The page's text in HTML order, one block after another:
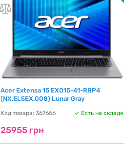
Acer Extensa 15 EXO15-41-R8P4
(NX.EL5EX.008) Lunar Gray
Код товара: 367666 Есть на складе
25955 грн